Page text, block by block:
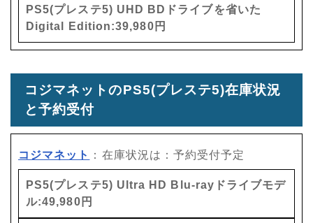
PS5(プレステ5) UHD BDドライブを省いた
Digital Edition:39,980円
コジマネットのPS5(プレステ5)在庫状況
と予約受付
コジマネット ：在庫状況は：予約受付予定
PS5(プレステ5) Ultra HD Blu-rayドライブモデ
ル:49,980円